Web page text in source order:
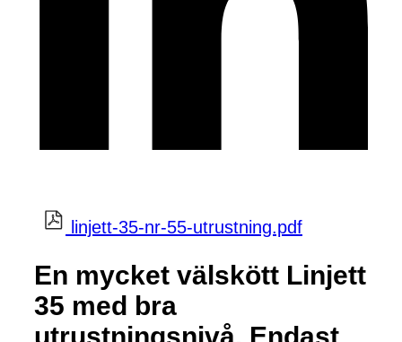
linjett-35-nr-55-utrustning.pdf
En mycket välskött Linjett
35 med bra
utrustningsnivå. Endast